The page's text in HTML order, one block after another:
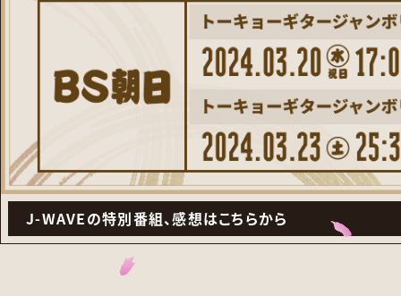
J-WAVEの特別番組、感想はこちらから